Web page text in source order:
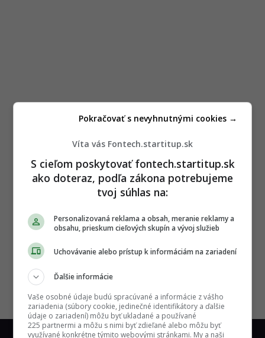
Víta vás Fontech.startitup.sk
S cieľom poskytovať fontech.startitup.sk
ako doteraz, podľa zákona potrebujeme
tvoj súhlas na:
Personalizovaná reklama a obsah, meranie reklamy a
obsahu, prieskum cieľových skupín a vývoj služieb
Uchovávanie alebo prístup k informáciám na zariadení
Ďalšie informácie
Vaše osobné údaje budú spracúvané a informácie z vášho
zariadenia (súbory cookie, jedinečné identifikátory a ďalšie
údaje o zariadení) môžu byť ukladané a používané
225 partnermi a môžu s nimi byť zdieľané alebo môžu byť
využívané konkrétne týmito webovými stránkami. My a naši
Pokračovať s nevyhnutnými cookies →